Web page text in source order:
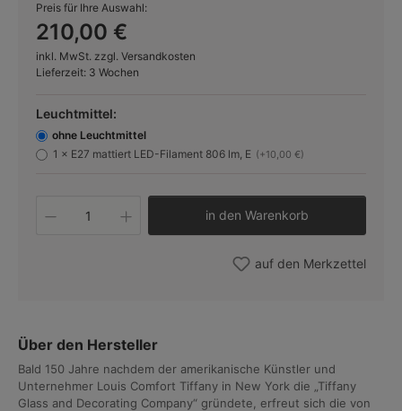
Preis für Ihre Auswahl:
210,00 €
inkl. MwSt. zzgl. Versandkosten
Lieferzeit: 3 Wochen
Leuchtmittel:
ohne Leuchtmittel
1 × E27 mattiert LED-Filament 806 lm, E (+10,00 €)
Produkt Anzahl: Gib den
in den Warenkorb
auf den Merkzettel
Über den Hersteller
Bald 150 Jahre nachdem der amerikanische Künstler und
Unternehmer Louis Comfort Tiffany in New York die „Tiffany
Glass and Decorating Company“ gründete, erfreut sich die von